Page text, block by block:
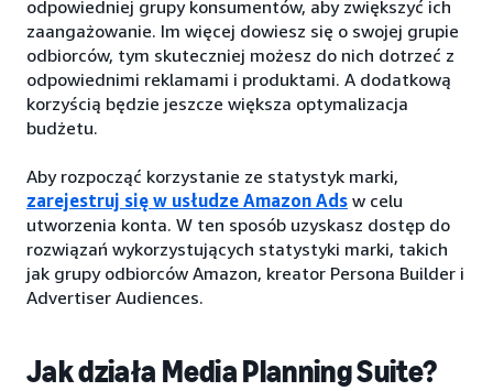
odpowiedniej grupy konsumentów, aby zwiększyć ich
zaangażowanie. Im więcej dowiesz się o swojej grupie
odbiorców, tym skuteczniej możesz do nich dotrzeć z
odpowiednimi reklamami i produktami. A dodatkową
korzyścią będzie jeszcze większa optymalizacja
budżetu.
Aby rozpocząć korzystanie ze statystyk marki,
zarejestruj się w usłudze Amazon Ads w celu
utworzenia konta. W ten sposób uzyskasz dostęp do
rozwiązań wykorzystujących statystyki marki, takich
jak grupy odbiorców Amazon, kreator Persona Builder i
Advertiser Audiences.
Jak działa Media Planning Suite?